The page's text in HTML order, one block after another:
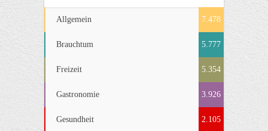
Allgemein 7.478
Brauchtum 5.777
Freizeit 5.354
Gastronomie 3.926
Gesundheit 2.105